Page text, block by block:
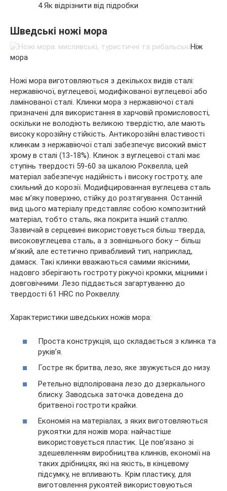
4 Як відрізнити від підробки
Шведські ножі мора
Ніж
мора
Ножі мора виготовляються з декількох видів сталі:
нержавіючої, вуглецевої, модифікованої вуглецевої або
ламінованої сталі. Клинки мора з нержавіючої сталі
призначені для використання в харчовій промисловості,
оскільки не володіють великою твердістю, але мають
високу корозійну стійкість. Антикорозійні властивості
клинкам з нержавіючої сталі забезпечує високий вміст
хрому в сталі (13-18%). Клинок з вуглецевої сталі має
ступінь твердості 59-60 за шкалою Роквелла, цей
матеріал забезпечує надійність і високу гостроту, але
схильний до корозії. Модифцированная вуглецева сталь
має м’яку поверхню, стійку до розтягування. Останній
вид цього матеріалу представляє собою композитний
матеріал, тобто сталь, яка покрита інший сталлю.
Зазвичай в серцевині використовується більш тверда,
високовуглецева сталь, а з зовнішнього боку – більш
м’який, але естетично привабливий тип, наприклад,
дамаск. Такі клинки вважаються самими якісними,
надовго зберігають гостроту ріжучої кромки, міцними і
довговічними. Лезо піддається загартуванню до
твердості 61 HRC по Роквеллу.
Характеристики шведських ножів мора:
Проста конструкція, що складається з клинка та
руків’я.
Гостре як бритва, лезо, яке звужується до низу.
Ретельно відполірована лезо до дзеркального
блиску. Заводська заточка доведена до
бритвеної гостроти крайки.
Економія на матеріалах, з яких виготовляються
рукоятки для ножів мора: найчастіше
використовується пластик. Це пов’язано зі
здешевленням виробництва клинків, економії на
таких дрібницях, які на якість, в кінцевому
підсумку, не впливають. Крім пластику, для
виготовлення рукоятей використовуються